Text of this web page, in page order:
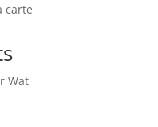
carte
Wat